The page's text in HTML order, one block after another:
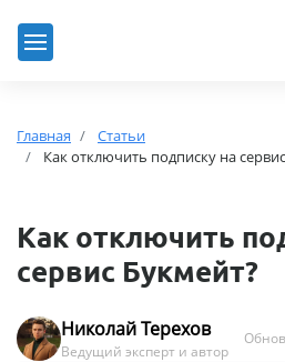
Главная
Статьи
Как отключить подписку на
Как отключить
сервис Букмейт?
Николай Терехов
Ведущий эксперт и автор